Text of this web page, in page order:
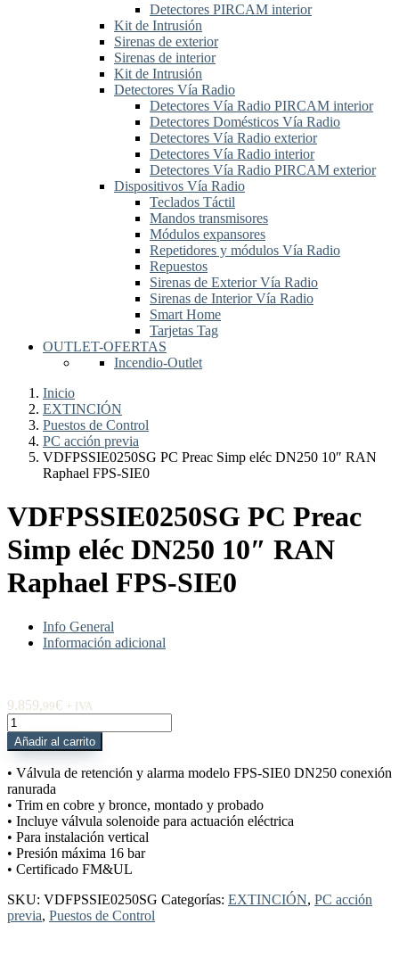
Detectores PIRCAM interior
Kit de Intrusión
Sirenas de exterior
Sirenas de interior
Kit de Intrusión
Detectores Vía Radio
Detectores Vía Radio PIRCAM interior
Detectores Domésticos Vía Radio
Detectores Vía Radio exterior
Detectores Vía Radio interior
Detectores Vía Radio PIRCAM exterior
Dispositivos Vía Radio
Teclados Táctil
Mandos transmisores
Módulos expansores
Repetidores y módulos Vía Radio
Repuestos
Sirenas de Exterior Vía Radio
Sirenas de Interior Vía Radio
Smart Home
Tarjetas Tag
OUTLET-OFERTAS
Incendio-Outlet
Inicio
EXTINCIÓN
Puestos de Control
PC acción previa
VDFPSSIE0250SG PC Preac Simp eléc DN250 10″ RAN
Raphael FPS-SIE0
VDFPSSIE0250SG PC Preac
Simp eléc DN250 10″ RAN
Raphael FPS-SIE0
Info General
Información adicional
9.859,99€ + IVA
VDFPSSIE0250SG
PC
Preac
Simp
eléc
DN250
10"
RAN
Raphael
FPS-
cantidad
Añadir al carrito
• Válvula de retención y alarma modelo FPS-SIE0 DN250 conexión
ranurada
• Trim en cobre y bronce, montado y probado
• Incluye válvula solenoide para actuación eléctrica
• Para instalación vertical
• Presión máxima 16 bar
• Certificado FM&UL
SKU: VDFPSSIE0250SG Categorías: EXTINCIÓN, PC acción
previa, Puestos de Control